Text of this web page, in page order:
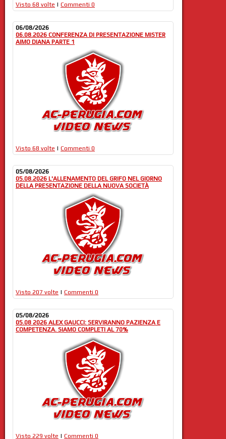
Visto 68 volte | Commenti 0
06/08/2026
06.08.2026 CONFERENZA DI PRESENTAZIONE MISTER
AIMO DIANA PARTE 1
Visto 68 volte | Commenti 0
05/08/2026
05.08.2026 L'ALLENAMENTO DEL GRIFO NEL GIORNO
DELLA PRESENTAZIONE DELLA NUOVA SOCIETÀ
Visto 207 volte | Commenti 0
05/08/2026
05.08 2026 ALEX GAUCCI: SERVIRANNO PAZIENZA E
COMPETENZA. SIAMO COMPLETI AL 70%
Visto 229 volte | Commenti 0